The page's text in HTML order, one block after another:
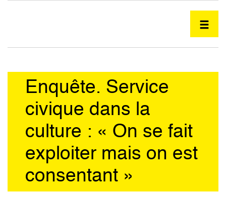
Enquête. Service
civique dans la
culture : « On se fait
exploiter mais on est
consentant »